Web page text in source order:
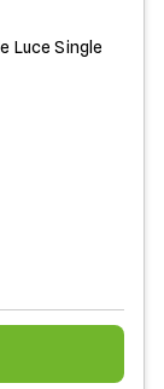
Luce Single